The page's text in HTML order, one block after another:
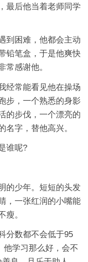
最后他当着老师同学
到困难，他都会主动
铅笔盒，于是他爽快
常感谢他。
经常能看见他在操场
步，一个熟悉的身影
的步伐，一个漂亮的
名字，替他高兴。
谁呢?
的少年。短短的头发
，一张红润的小嘴能
瘦。
分数都不会低于95
他学习那么好，会不